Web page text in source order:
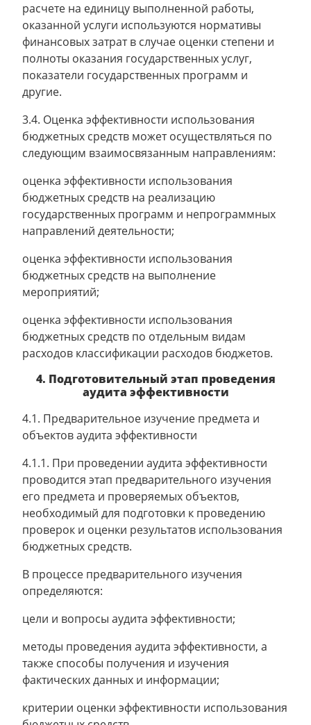
расчете на единицу выполненной работы,
оказанной услуги используются нормативы
финансовых затрат в случае оценки степени и
полноты оказания государственных услуг,
показатели государственных программ и
другие.
3.4. Оценка эффективности использования
бюджетных средств может осуществляться по
следующим взаимосвязанным направлениям:
оценка эффективности использования
бюджетных средств на реализацию
государственных программ и непрограммных
направлений деятельности;
оценка эффективности использования
бюджетных средств на выполнение
мероприятий;
оценка эффективности использования
бюджетных средств по отдельным видам
расходов классификации расходов бюджетов.
4. Подготовительный этап проведения
аудита эффективности
4.1. Предварительное изучение предмета и
объектов аудита эффективности
4.1.1. При проведении аудита эффективности
проводится этап предварительного изучения
его предмета и проверяемых объектов,
необходимый для подготовки к проведению
проверок и оценки результатов использования
бюджетных средств.
В процессе предварительного изучения
определяются:
цели и вопросы аудита эффективности;
методы проведения аудита эффективности, а
также способы получения и изучения
фактических данных и информации;
критерии оценки эффективности использования